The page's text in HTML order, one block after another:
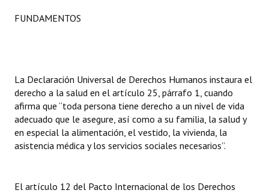
Registros y Distinciones
Datos Históricos
Premio al Mérito - Registro
Audiencias Públicas - Registro
FUNDAMENTOS
La Declaración Universal de Derechos Humanos instaura el
derecho a la salud en el artículo 25, párrafo 1, cuando
afirma que “toda persona tiene derecho a un nivel de vida
adecuado que le asegure, así como a su familia, la salud y
en especial la alimentación, el vestido, la vivienda, la
asistencia médica y los servicios sociales necesarios”.
El artículo 12 del Pacto Internacional de los Derechos